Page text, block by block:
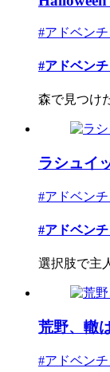
#アドベン
#アドベン
森で見つけ
ラシュイ
#アドベン
#アドベン
選択肢で主
荒野、轍
#アドベン